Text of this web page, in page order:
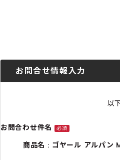
お問合せ情報入力
以
お問合わせ件名 必須
商品名 : ゴヤール アルパン